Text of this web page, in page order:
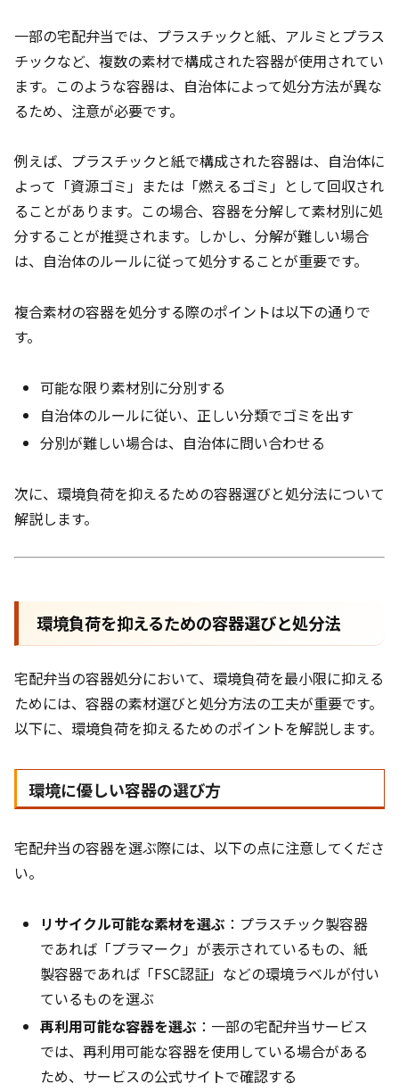
一部の宅配弁当では、プラスチックと紙、アルミとプラス
チックなど、複数の素材で構成された容器が使用されてい
ます。このような容器は、自治体によって処分方法が異な
るため、注意が必要です。
例えば、プラスチックと紙で構成された容器は、自治体に
よって「資源ゴミ」または「燃えるゴミ」として回収され
ることがあります。この場合、容器を分解して素材別に処
分することが推奨されます。しかし、分解が難しい場合
は、自治体のルールに従って処分することが重要です。
複合素材の容器を処分する際のポイントは以下の通りで
す。
可能な限り素材別に分別する
自治体のルールに従い、正しい分類でゴミを出す
分別が難しい場合は、自治体に問い合わせる
次に、環境負荷を抑えるための容器選びと処分法について
解説します。
環境負荷を抑えるための容器選びと処分法
宅配弁当の容器処分において、環境負荷を最小限に抑える
ためには、容器の素材選びと処分方法の工夫が重要です。
以下に、環境負荷を抑えるためのポイントを解説します。
環境に優しい容器の選び方
宅配弁当の容器を選ぶ際には、以下の点に注意してくださ
い。
リサイクル可能な素材を選ぶ ：プラスチック製容器
であれば「プラマーク」が表示されているもの、紙
製容器であれば「FSC認証」などの環境ラベルが付い
ているものを選ぶ
再利用可能な容器を選ぶ ：一部の宅配弁当サービス
では、再利用可能な容器を使用している場合がある
ため、サービスの公式サイトで確認する